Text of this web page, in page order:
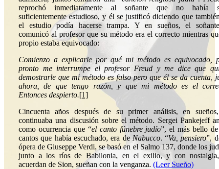
reprochó inmediatamente al soñante que no había
suficientemente estudioso, y él se justificó diciendo que
el estudio podía hacerse trampa. Y en sueños, el
comunicó al profesor que su método era el correcto mientras
propio estaba equivocado:
Comienzo a explicarle por qué mi método es equivocado,
pronto me interrumpe el profesor Freud y me dice que
demostrarle que mi método es falso pero que él se da cuenta,
ahora, de que tengo razón, y que mi método es el
Entonces despierto.[1]
Cincuenta años después de su primer análisis, en
continuaba una discusión sobre el método. Sergei Pankejeff
como ocurrencia que “el canto fúnebre judío”, el más bello
cantos que había escuchado, era de Nabucco. “Va, pensiero”,
ópera de Giuseppe Verdi, se basó en el Salmo 137, donde los
junto a los ríos de Babilonia, en el exilio, y con
acuerdan de Sion, sueñan con la venganza. (Leer Sueño)